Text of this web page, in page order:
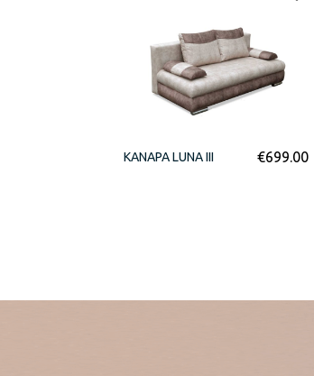
KANAPA LUNA III €699.00